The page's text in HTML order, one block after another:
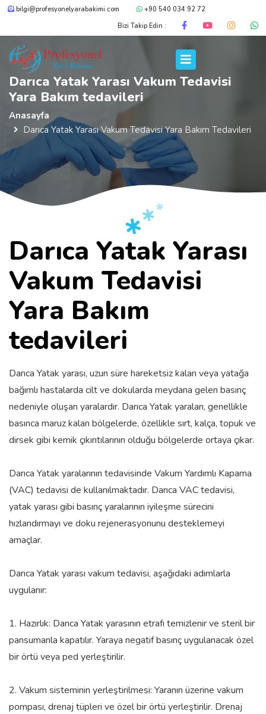
bilgi@profesyonelyarabakimi.com
+90 540 034 92 72
Bizi Takip Edin :
Darıca Yatak Yarası Vakum Tedavisi
Yara Bakım tedavileri
Anasayfa
Darıca Yatak Yarası Vakum Tedavisi Yara Bakım Tedavileri
Darıca Yatak Yarası
Vakum Tedavisi
Yara Bakım
tedavileri
Darıca Yatak yarası, uzun süre hareketsiz kalan veya yatağa
bağımlı hastalarda cilt ve dokularda meydana gelen basınç
nedeniyle oluşan yaralardır. Darıca Yatak yaraları, genellikle
basınca maruz kalan bölgelerde, özellikle sırt, kalça, topuk ve
dirsek gibi kemik çıkıntılarının olduğu bölgelerde ortaya çıkar.
Darıca Yatak yaralarının tedavisinde Vakum Yardımlı Kapama
(VAC) tedavisi de kullanılmaktadır. Darıca VAC tedavisi,
yatak yarası gibi basınç yaralarının iyileşme sürecini
hızlandırmayı ve doku rejenerasyonunu desteklemeyi
amaçlar.
Darıca Yatak yarası vakum tedavisi, aşağıdaki adımlarla
uygulanır:
1. Hazırlık: Darıca Yatak yarasının etrafı temizlenir ve steril bir
pansumanla kapatılır. Yaraya negatif basınç uygulanacak özel
bir örtü veya ped yerleştirilir.
2. Vakum sisteminin yerleştirilmesi: Yaranın üzerine vakum
pompası, drenaj tüpleri ve özel bir örtü yerleştirilir. Drenaj